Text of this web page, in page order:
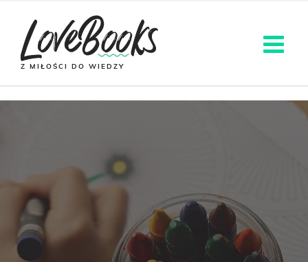
Z MIŁOŚCI DO WIEDZY